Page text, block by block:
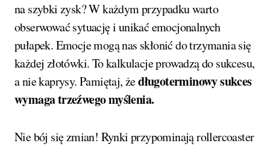
na szybki zysk? W każdym przypadku warto
obserwować sytuację i unikać emocjonalnych
pułapek. Emocje mogą nas skłonić do trzymania się
każdej złotówki. To kalkulacje prowadzą do sukcesu,
a nie kaprysy. Pamiętaj, żedługoterminowy sukces
wymaga trzeźwego myślenia.
Nie bój się zmian! Rynki przypominają rollercoaster